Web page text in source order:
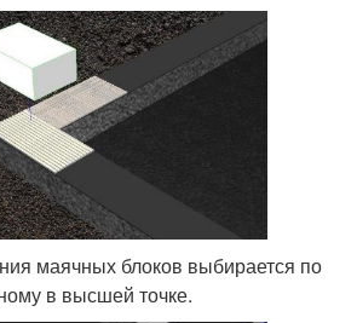
маячных блоков выбирается по
в высшей точке.